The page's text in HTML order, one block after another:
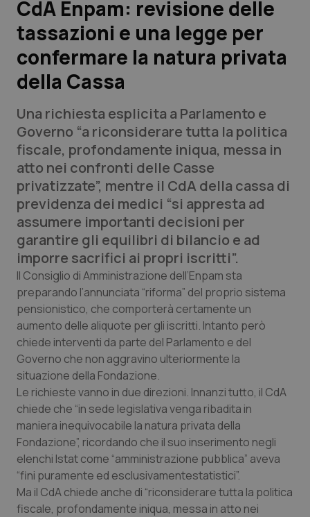
Scienza e Farmaci
Studi e Analisi
Lettere al direttore
Edizioni Regionali
QS Pro
Professionisti Sanitari.AI
Abruzzo
Basilicata
Calabria
Campania
Emilia-Romagna
Friuli Venezia Giulia
Lazio
Liguria
QS Pro Gold
Artrite & artrosi
Asma & BPCO
Car-T
Colesterolo & coronaropatie
Dermatite Atopica
Diabete & glucometri
Disturbi dell’umore
QS Club Newsletter
CdA Enpam: revisione delle
tassazioni e una legge per
confermare la natura privata
della Cassa
Una richiesta esplicita a Parlamento e
Governo “a riconsiderare tutta la politica
fiscale, profondamente iniqua, messa in
atto nei confronti delle Casse
privatizzate”, mentre il CdA della cassa di
previdenza dei medici “si appresta ad
assumere importanti decisioni per
garantire gli equilibri di bilancio e ad
imporre sacrifici ai propri iscritti”.
Il Consiglio di Amministrazione dell’Enpam sta
preparando l’annunciata “riforma” del proprio sistema
pensionistico, che comporterà certamente un
aumento delle aliquote per gli iscritti. Intanto però
chiede interventi da parte del Parlamento e del
Governo che non aggravino ulteriormente la
situazione della Fondazione.
Le richieste vanno in due direzioni. Innanzi tutto, il CdA
chiede che “in sede legislativa venga ribadita in
maniera inequivocabile la natura privata della
Fondazione”, ricordando che il suo inserimento negli
elenchi Istat come “amministrazione pubblica” aveva
“fini puramente ed esclusivamentestatistici”.
Ma il CdA chiede anche di “riconsiderare tutta la politica
fiscale, profondamente iniqua, messa in atto nei